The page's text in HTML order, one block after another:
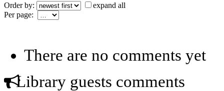
Order by:
expand all
Per page:
There are no comments yet
Library guests comments